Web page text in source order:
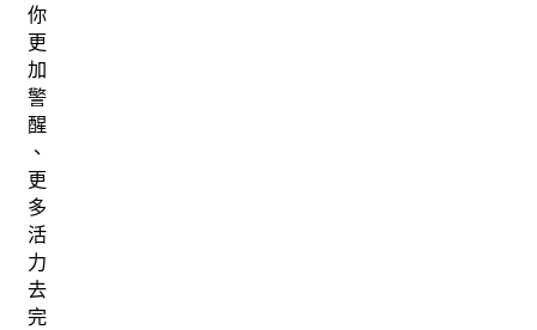
你
更
加
警
醒
、
更
多
活
力
去
完